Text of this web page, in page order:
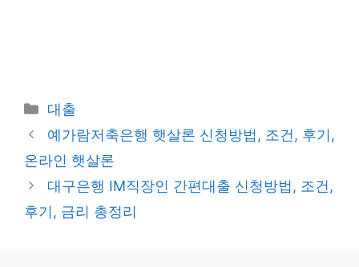
카
테
리
대출
예가람저축은행 햇살론 신청방법, 조건, 후기,
온라인 햇살론
대구은행 IM직장인 간편대출 신청방법, 조건,
후기, 금리 총정리